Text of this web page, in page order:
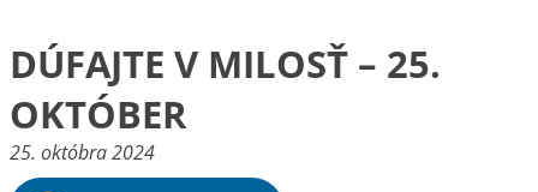
DÚFAJTE V MILOSŤ – 25.
OKTÓBER
25. októbra 2024